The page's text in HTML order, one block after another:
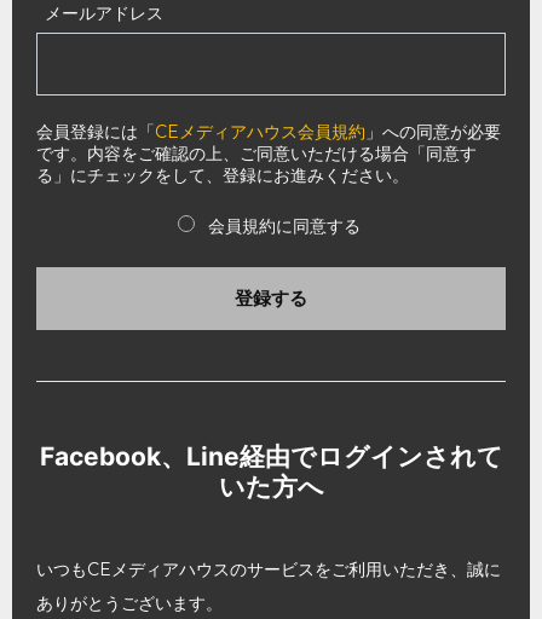
メールアドレス
会員登録には「CEメディアハウス会員規約 」への同意が必要
です。内容をご確認の上、ご同意いただける場合「同意す
る」にチェックをして、登録にお進みください。
会員規約に同意する
登録する
Facebook、Line経由でログインされて
いた方へ
いつもCEメディアハウスのサービスをご利用いただき、誠に
ありがとうございます。